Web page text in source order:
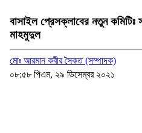
বাসাইল প্রেসক্লাবের নতুন
মাহমুদুল
মোঃ আরমান কবীর সৈকত (সম্পাদক)
০৮:৫৮ পিএম, ২৯ ডিসেম্বর ২০২১